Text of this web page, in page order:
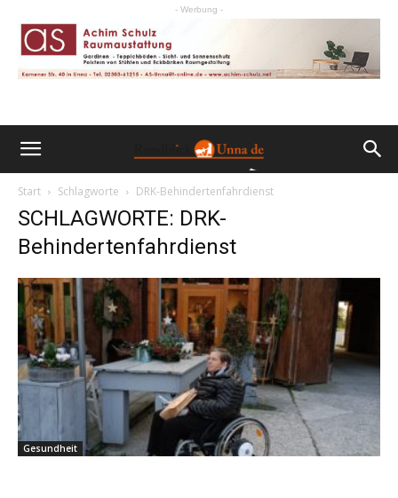
- Werbung -
Start Schlagworte DRK-Behindertenfahrdienst
SCHLAGWORTE: DRK-
Behindertenfahrdienst
Gesundheit